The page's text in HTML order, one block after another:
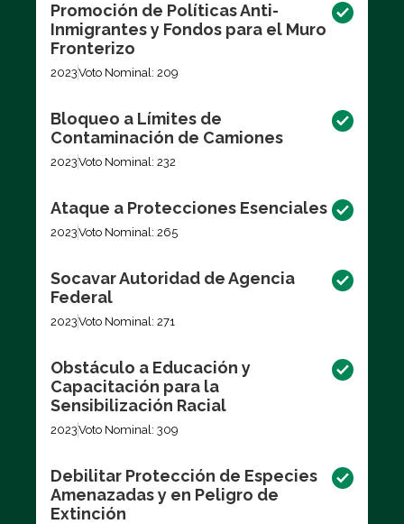
Promoción de Políticas Anti-
Inmigrantes y Fondos para el Muro
Fronterizo
2023Voto Nominal: 209
Bloqueo a Límites de
Contaminación de Camiones
2023Voto Nominal: 232
Ataque a Protecciones Esenciales
2023Voto Nominal: 265
Socavar Autoridad de Agencia
Federal
2023Voto Nominal: 271
Obstáculo a Educación y
Capacitación para la
Sensibilización Racial
2023Voto Nominal: 309
Debilitar Protección de Especies
Amenazadas y en Peligro de
Extinción